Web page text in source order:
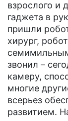
взрослого и
гаджета в
пришли
хирург,
звонил –
камеру,
многие
всерьез
развитием.